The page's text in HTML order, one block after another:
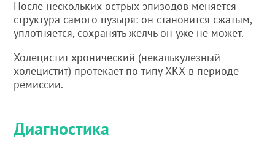
После нескольких острых эпизодов меняется
структура самого пузыря: он становится сжатым,
уплотняется, сохранять желчь он уже не может.
Холецистит хронический (некалькулезный
холецистит) протекает по типу ХКХ в периоде
ремиссии.
Диагностика